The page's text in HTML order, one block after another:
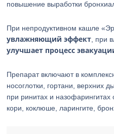
повышение выработки
При непродуктивном кашле
увлажняющий эффект , при
улучшает процесс
Препарат включают в
носоглотки, гортани, верхних
при ринитах и
кори, коклюше, ларингите,